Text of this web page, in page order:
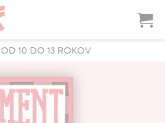
OD 10 DO 13 ROKOV